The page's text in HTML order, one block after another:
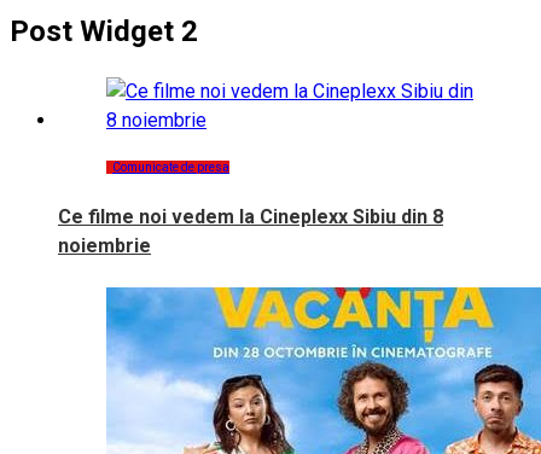
Post Widget 2
Comunicate de presa
Ce filme noi vedem la Cineplexx Sibiu din 8
noiembrie